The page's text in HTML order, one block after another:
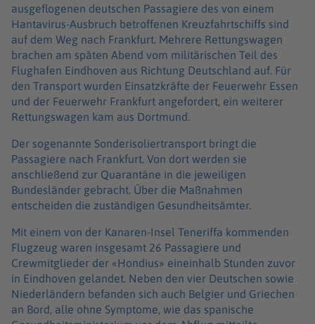
ausgeflogenen deutschen Passagiere des von einem
Hantavirus-Ausbruch betroffenen Kreuzfahrtschiffs sind
auf dem Weg nach Frankfurt. Mehrere Rettungswagen
brachen am späten Abend vom militärischen Teil des
Flughafen Eindhoven aus Richtung Deutschland auf. Für
den Transport wurden Einsatzkräfte der Feuerwehr Essen
und der Feuerwehr Frankfurt angefordert, ein weiterer
Rettungswagen kam aus Dortmund.
Der sogenannte Sonderisoliertransport bringt die
Passagiere nach Frankfurt. Von dort werden sie
anschließend zur Quarantäne in die jeweiligen
Bundesländer gebracht. Über die Maßnahmen
entscheiden die zuständigen Gesundheitsämter.
Mit einem von der Kanaren-Insel Teneriffa kommenden
Flugzeug waren insgesamt 26 Passagiere und
Crewmitglieder der «Hondius» eineinhalb Stunden zuvor
in Eindhoven gelandet. Neben den vier Deutschen sowie
Niederländern befanden sich auch Belgier und Griechen
an Bord, alle ohne Symptome, wie das spanische